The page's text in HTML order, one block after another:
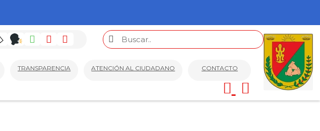
TRANSPARENCIA ATENCIÓN AL CIUDADANO CONTACTO